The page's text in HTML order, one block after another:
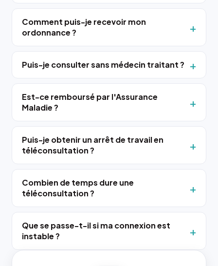
Comment puis-je recevoir mon
ordonnance ?
Puis-je consulter sans médecin traitant ?
Est-ce remboursé par l'Assurance
Maladie ?
Puis-je obtenir un arrêt de travail en
téléconsultation ?
Combien de temps dure une
téléconsultation ?
Que se passe-t-il si ma connexion est
instable ?